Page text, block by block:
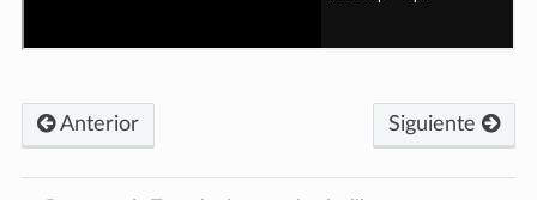
Siguiente
Anterior